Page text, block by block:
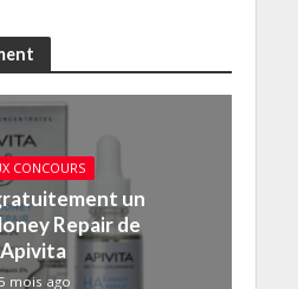
CONCOURS
un
Repair de
Apivita
5 mois ago